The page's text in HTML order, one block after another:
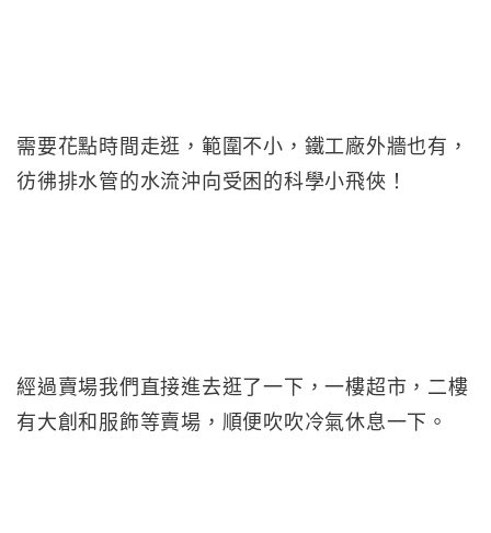
需要花點時間走逛，範圍不小，鐵工廠外牆也有，
彷彿排水管的水流沖向受困的科學小飛俠！
經過賣場我們直接進去逛了一下，一樓超市，二樓
有大創和服飾等賣場，順便吹吹冷氣休息一下。